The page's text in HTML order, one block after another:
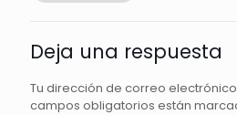
Deja una respuesta
Tu dirección de correo
campos obligatorios están